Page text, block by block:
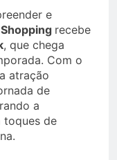
e
recebe
, que chega
Com o
atração
de
a
toques de